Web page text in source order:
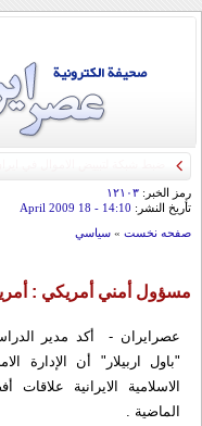
رمز الخبر: ۱۲۱۰۳
تأريخ النشر: 14:10
- 18 April 2009
صفحه نخست » سياسي
مسؤول أمني أمريكي :
عصرایران - أكد مدير
"باول اربيلار" أن الإدارة
الاسلامية الايرانية
الماضية .